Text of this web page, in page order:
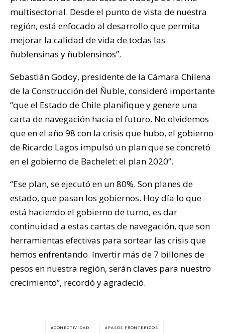
multisectorial. Desde el punto de vista de nuestra
región, está enfocado al desarrollo que permita
mejorar la calidad de vida de todas las
ñublensinas y ñublensinos”.
Sebastián Godoy, presidente de la Cámara Chilena
de la Construcción del Ñuble, consideró importante
“que el Estado de Chile planifique y genere una
carta de navegación hacia el futuro. No olvidemos
que en el año 98 con la crisis que hubo, el gobierno
de Ricardo Lagos impulsó un plan que se concretó
en el gobierno de Bachelet: el plan 2020”.
“Ese plan, se ejecutó en un 80%. Son planes de
estado, que pasan los gobiernos. Hoy día lo que
está haciendo el gobierno de turno, es dar
continuidad a estas cartas de navegación, que son
herramientas efectivas para sortear las crisis que
hemos enfrentando. Invertir más de 7 billones de
pesos en nuestra región, serán claves para nuestro
crecimiento”, recordó y agradeció.
CONECTIVIDAD PASOS FRONTERIZOS